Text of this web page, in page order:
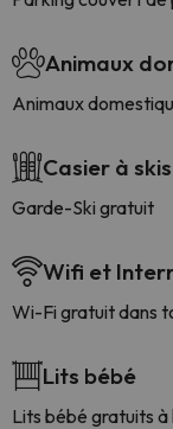
Animaux
Animaux
Casier à skis
Garde-Ski gratuit
Wifi et
Wi-Fi gratuit dans
Lits bébé
Lits bébé gratuits